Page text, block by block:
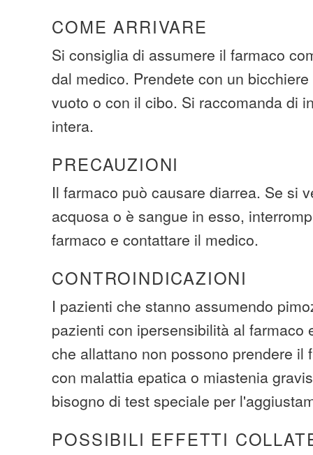
COME ARRIVARE
Si consiglia di assumere il farmaco
dal medico. Prendete con un
vuoto o con il cibo. Si raccomanda di
intera.
PRECAUZIONI
Il farmaco può causare diarrea. Se si
acquosa o è sangue in esso,
farmaco e contattare il medico.
CONTROINDICAZIONI
I pazienti che stanno assumendo
pazienti con ipersensibilità al farmaco
che allattano non possono prendere il
con malattia epatica o miastenia
bisogno di test speciale per
POSSIBILI EFFETTI